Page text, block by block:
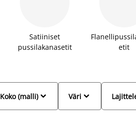
Satiiniset
pussilakanasetit
etit

Koko (malli) 
Väri